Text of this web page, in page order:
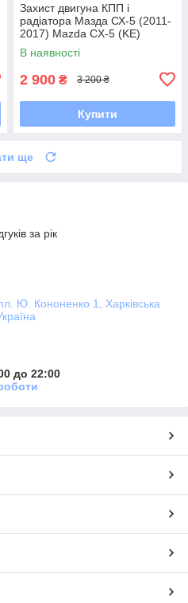
Захист двигуна КПП і
радіатора Мазда СХ-5 (2011-
2017) Mazda CX-5 (KE)
В наявності
2 900 ₴ 3 200 ₴
Купити
ще
за рік
Ю. Кононенко 1, Харківська
до 22:00